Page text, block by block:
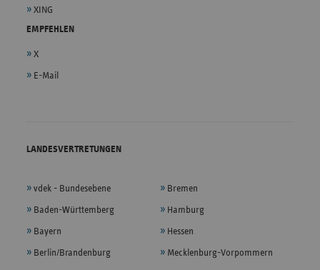
XING
EMPFEHLEN
X
E-Mail
LANDESVERTRETUNGEN
vdek - Bundesebene
Baden-Württemberg
Bayern
Berlin/Brandenburg
Bremen
Hamburg
Hessen
Mecklenburg-Vorpommern